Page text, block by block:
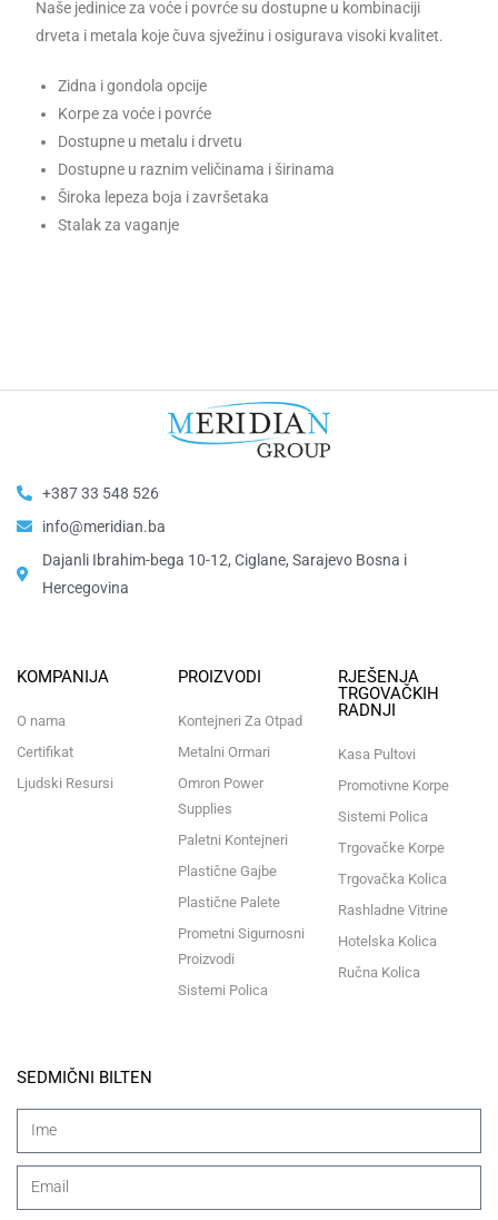
Naše jedinice za voće i povrće su dostupne u kombinaciji
drveta i metala koje čuva sjvežinu i osigurava visoki kvalitet.
Zidna i gondola opcije
Korpe za voće i povrće
Dostupne u metalu i drvetu
Dostupne u raznim veličinama i širinama
Široka lepeza boja i završetaka
Stalak za vaganje
+387 33 548 526
info@meridian.ba
Dajanli Ibrahim-bega 10-12, Ciglane, Sarajevo Bosna i
Hercegovina​
KOMPANIJA
O nama
Certifikat
Ljudski Resursi
PROIZVODI
Kontejneri Za Otpad
Metalni Ormari
Omron Power
Supplies
Paletni Kontejneri
Plastične Gajbe
Plastične Palete
Prometni Sigurnosni
Proizvodi
Sistemi Polica
RJEŠENJA
TRGOVAČKIH
RADNJI
Kasa Pultovi
Promotivne Korpe
Sistemi Polica
Trgovačke Korpe
Trgovačka Kolica
Rashladne Vitrine
Hotelska Kolica
Ručna Kolica
SEDMIČNI BILTEN